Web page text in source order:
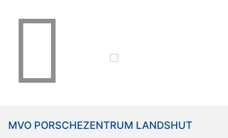
MVO PORSCHEZENTRUM LANDSHUT